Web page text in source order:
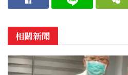
相關新聞